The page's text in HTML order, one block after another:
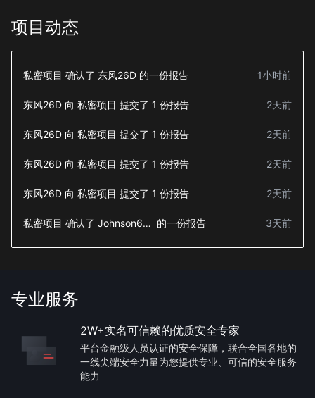
项目动态
私密项目 确认了 东风26D 的一份报告 1小时前
东风26D 向 私密项目 提交了 1 份报告 2天前
东风26D 向 私密项目 提交了 1 份报告 2天前
东风26D 向 私密项目 提交了 1 份报告 2天前
东风26D 向 私密项目 提交了 1 份报告 2天前
私密项目 确认了 Johnson666 的一份报告 3天前
专业服务
2W+实名可信赖的优质安全专家
平台金融级人员认证的安全保障，联合全国各地的
一线尖端安全力量为您提供专业、可信的安全服务
能力